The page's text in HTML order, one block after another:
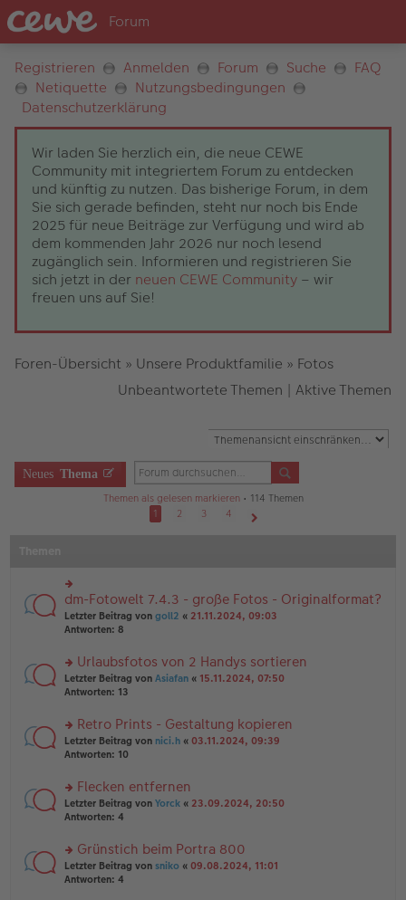
Registrieren Anmelden Forum Suche
FAQ
Netiquette
Nutzungsbedingungen
Datenschutzerklärung
Wir laden Sie herzlich ein, die neue CEWE
Community mit integriertem Forum zu entdecken
und künftig zu nutzen. Das bisherige Forum, in dem
Sie sich gerade befinden, steht nur noch bis Ende
2025 für neue Beiträge zur Verfügung und wird ab
dem kommenden Jahr 2026 nur noch lesend
zugänglich sein. Informieren und registrieren Sie
sich jetzt in der neuen CEWE Community – wir
freuen uns auf Sie!
Foren-Übersicht » Unsere Produktfamilie » Fotos
Unbeantwortete Themen | Aktive Themen
Neues Thema
Themen als gelesen markieren• 114 Themen
1
2 3
4
rs
te
r
g
el
es
n
er
B
ei
a
g
dm-Fotowelt 7.4.3 - große Fotos - Originalformat?
Letzter Beitrag von goll2 « 21.11.2024, 09:03
Antworten: 8
rs
te
n
g
el
e
n
er
tr
a
g
Urlaubsfotos von 2 Handys sortieren
Letzter Beitrag von Asiafan « 15.11.2024, 07:50
Antworten: 13
rs
te
n
g
el
e
n
er
Retro Prints - Gestaltung kopieren
Letzter Beitrag von nici.h « 03.11.2024, 09:39
Antworten: 10
rs
te
n
g
el
Flecken entfernen
Letzter Beitrag von Yorck « 23.09.2024, 20:50
Antworten: 4
rs
te
Grünstich beim Portra 800
Letzter Beitrag von sniko « 09.08.2024, 11:01
Antworten: 4